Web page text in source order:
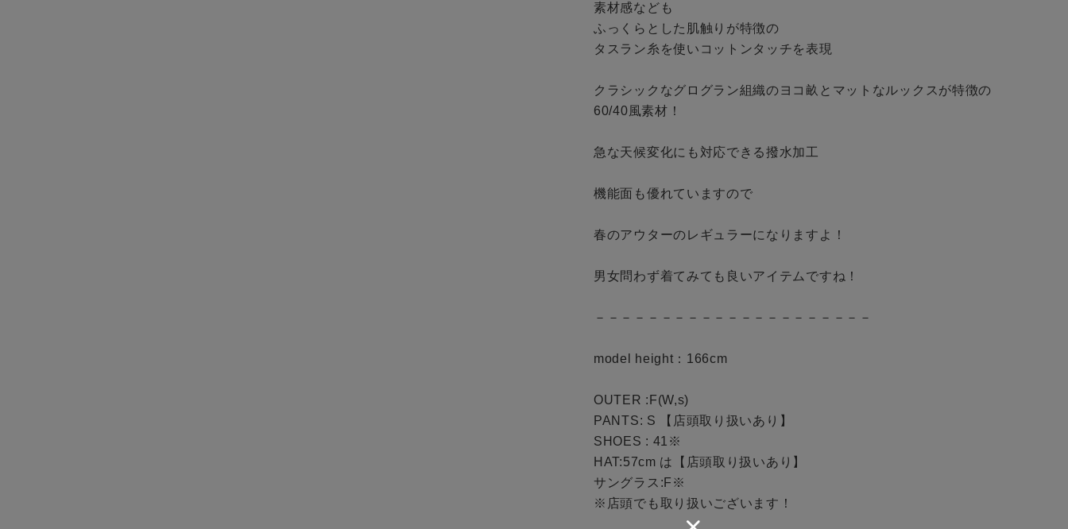
素材感なども
ふっくらとした肌触りが特徴の
タスラン糸を使いコットンタッチを表現
クラシックなグログラン組織のヨコ畝とマットなルックスが特徴の
60/40風素材！
急な天候変化にも対応できる撥水加工
機能面も優れていますので
春のアウターのレギュラーになりますよ！
男女問わず着てみても良いアイテムですね！
－－－－－－－－－－－－－－－－－－－－－
model height：166cm
OUTER :F(W,s)
PANTS: S 【店頭取り扱いあり】
SHOES : 41※
HAT:57cm は【店頭取り扱いあり】
サングラス:F※
※店頭でも取り扱いございます！